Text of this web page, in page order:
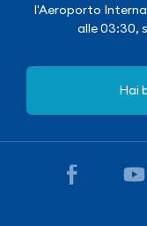
l'Aeroporto
alle 03:30,
Hai